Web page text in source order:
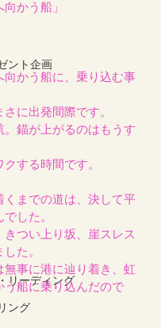
ント企画
リーディング
ング
かう船」
向かう船に、乗り込む事
に出発間際です。
。錨が上がるのはもうす
する時間です。
くまでの道は、決して平
した。
きつい上り坂、崖スレス
た。
無事に港に辿り着き、虹
う船に乗り込んだので